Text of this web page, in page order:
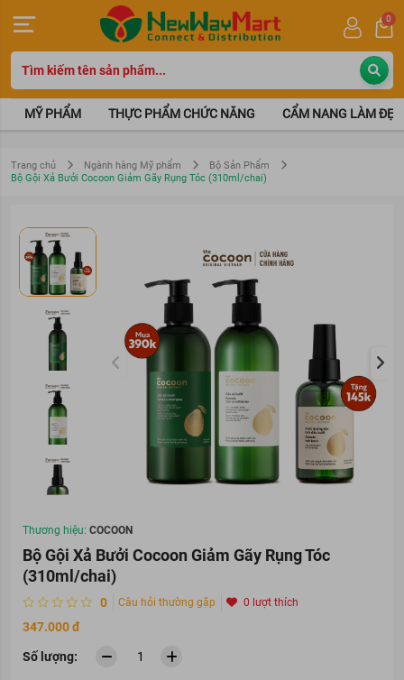
0
MỸ PHẨM THỰC PHẨM CHỨC NĂNG CẨM NANG LÀM ĐẸP
Trang chủ Ngành hàng Mỹ phẩm
Bộ Sản Phẩm
Bộ Gội Xả Bưởi Cocoon Giảm Gãy Rụng Tóc (310ml/chai)
Thương hiệu: COCOON
Bộ Gội Xả Bưởi Cocoon Giảm Gãy Rụng Tóc
(310ml/chai)
0 Câu hỏi thường gặp 0 lượt thích
347.000 đ
Số lượng: